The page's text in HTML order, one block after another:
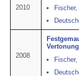
2010
2008